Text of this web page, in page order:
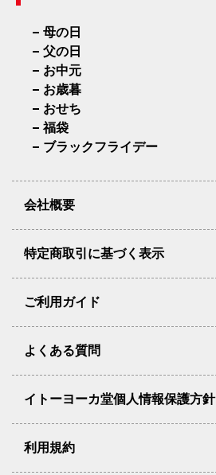
母の日
父の日
お中元
お歳暮
おせち
福袋
ブラックフライデー
会社概要
特定商取引に基づく表示
ご利用ガイド
よくある質問
イトーヨーカ堂個人情報保護方針
利用規約